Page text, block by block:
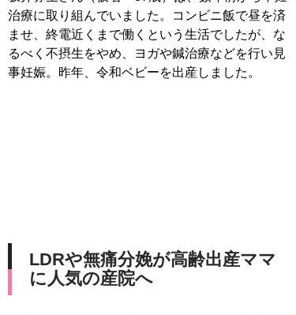
治療に取り組んでいました。コンビニ飯で昼を済
ませ、終電近くまで働くという生活でしたが、な
るべく不摂生をやめ、ヨガや鍼治療などを行い見
事妊娠。昨年、令和ベビーを出産しました。
LDRや無痛分娩が高齢出産ママ
に人気の産院へ